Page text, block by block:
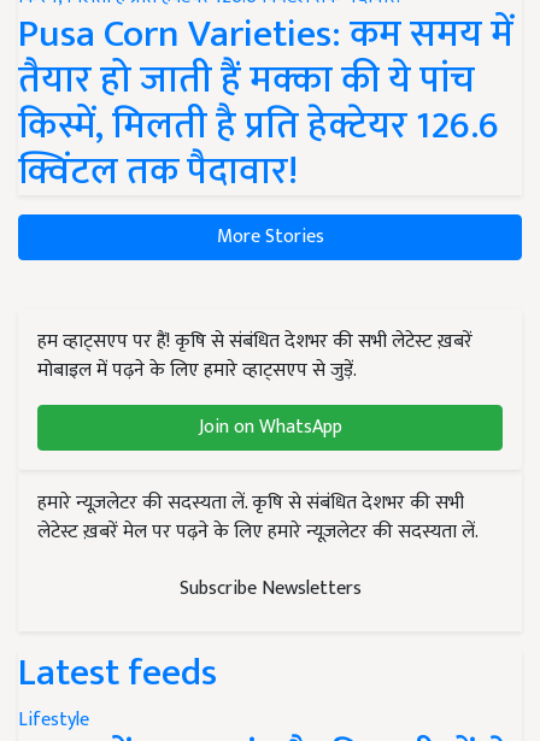
Pusa Corn Varieties: कम समय में
तैयार हो जाती हैं मक्का की ये पांच
किस्में, मिलती है प्रति हेक्टेयर 126.6
क्विंटल तक पैदावार!
More Stories
हम व्हाट्सएप पर हैं! कृषि से संबंधित देशभर की सभी लेटेस्ट ख़बरें
मोबाइल में पढ़ने के लिए हमारे व्हाट्सएप से जुड़ें.
Join on WhatsApp
हमारे न्यूज़लेटर की सदस्यता लें. कृषि से संबंधित देशभर की सभी
लेटेस्ट ख़बरें मेल पर पढ़ने के लिए हमारे न्यूज़लेटर की सदस्यता लें.
Subscribe Newsletters
Latest feeds
Lifestyle